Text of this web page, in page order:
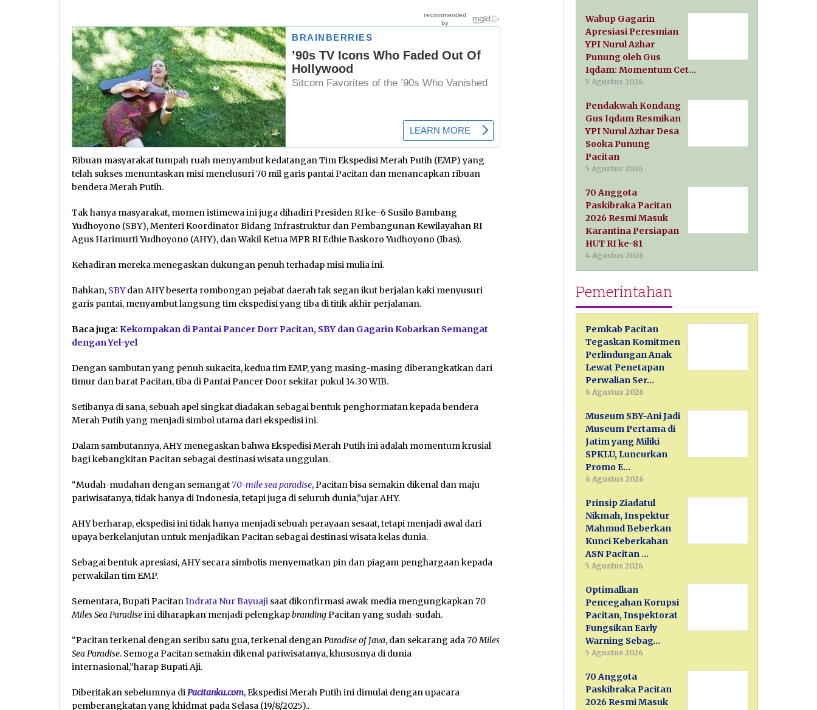
Ribuan masyarakat tumpah ruah menyambut kedatangan Tim Ekspedisi Merah Putih (EMP) yang
telah sukses menuntaskan misi menelusuri 70 mil garis pantai Pacitan dan menancapkan ribuan
bendera Merah Putih.
Tak hanya masyarakat, momen istimewa ini juga dihadiri Presiden RI ke-6 Susilo Bambang
Yudhoyono (SBY), Menteri Koordinator Bidang Infrastruktur dan Pembangunan Kewilayahan RI
Agus Harimurti Yudhoyono (AHY), dan Wakil Ketua MPR RI Edhie Baskoro Yudhoyono (Ibas).
Kehadiran mereka menegaskan dukungan penuh terhadap misi mulia ini.
Bahkan, SBYdan AHY beserta rombongan pejabat daerah tak segan ikut berjalan kaki menyusuri
garis pantai, menyambut langsung tim ekspedisi yang tiba di titik akhir perjalanan.
Baca juga: Kekompakan di Pantai Pancer Dorr Pacitan, SBY dan Gagarin Kobarkan Semangat
dengan Yel-yel
Dengan sambutan yang penuh sukacita, kedua tim EMP, yang masing-masing diberangkatkan dari
timur dan barat Pacitan, tiba di Pantai Pancer Door sekitar pukul 14.30 WIB.
Setibanya di sana, sebuah apel singkat diadakan sebagai bentuk penghormatan kepada bendera
Merah Putih yang menjadi simbol utama dari ekspedisi ini.
Dalam sambutannya, AHY menegaskan bahwa Ekspedisi Merah Putih ini adalah momentum krusial
bagi kebangkitan Pacitan sebagai destinasi wisata unggulan.
“Mudah-mudahan dengan semangat 70-mile sea paradise, Pacitan bisa semakin dikenal dan maju
pariwisatanya, tidak hanya di Indonesia, tetapi juga di seluruh dunia,”ujar AHY.
AHY berharap, ekspedisi ini tidak hanya menjadi sebuah perayaan sesaat, tetapi menjadi awal dari
upaya berkelanjutan untuk menjadikan Pacitan sebagai destinasi wisata kelas dunia.
Sebagai bentuk apresiasi, AHY secara simbolis menyematkan pin dan piagam penghargaan kepada
perwakilan tim EMP.
Sementara, Bupati PacitanIndrata Nur Bayuaji saat dikonfirmasi awak media mengungkapkan 70
Miles Sea Paradiseini diharapkan menjadi pelengkapbrandingPacitan yang sudah-sudah.
“Pacitan terkenal dengan seribu satu gua, terkenal denganParadise of Java, dan sekarang ada 70 Miles
Sea Paradise. Semoga Pacitan semakin dikenal pariwisatanya, khususnya di dunia
internasional,”harap Bupati Aji.
Diberitakan sebelumnya diPacitanku.com, Ekspedisi Merah Putih ini dimulai dengan upacara
pemberangkatan yang khidmat pada Selasa (19/8/2025)..
Wabup Gagarin
Apresiasi Peresmian
YPI Nurul Azhar
Punung oleh Gus
Iqdam: Momentum Cet…
5 Agustus 2026
Pendakwah Kondang
Gus Iqdam Resmikan
YPI Nurul Azhar Desa
Sooka Punung
Pacitan
5 Agustus 2026
70 Anggota
Paskibraka Pacitan
2026 Resmi Masuk
Karantina Persiapan
HUT RI ke-81
4 Agustus 2026
Pemerintahan
Pemkab Pacitan
Tegaskan Komitmen
Perlindungan Anak
Lewat Penetapan
Perwalian Ser…
6 Agustus 2026
Museum SBY-Ani Jadi
Museum Pertama di
Jatim yang Miliki
SPKLU, Luncurkan
Promo E…
6 Agustus 2026
Prinsip Ziadatul
Nikmah, Inspektur
Mahmud Beberkan
Kunci Keberkahan
ASN Pacitan …
5 Agustus 2026
Optimalkan
Pencegahan Korupsi
Pacitan, Inspektorat
Fungsikan Early
Warning Sebag…
5 Agustus 2026
70 Anggota
Paskibraka Pacitan
2026 Resmi Masuk